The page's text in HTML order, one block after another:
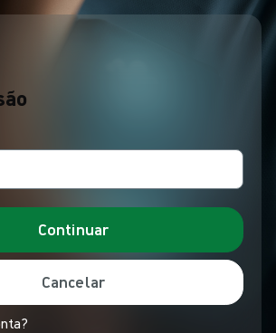
Continuar
Cancelar